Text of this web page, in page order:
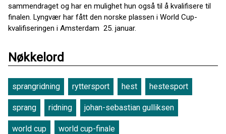
sammendraget og har en mulighet hun også til å kvalifisere til
finalen. Lyngvær har fått den norske plassen i World Cup-
kvalifiseringen i Amsterdam 25. januar.
Nøkkelord
sprangridning ryttersport hest hestesport
sprang ridning johan-sebastian gulliksen
world cup world cup-finale